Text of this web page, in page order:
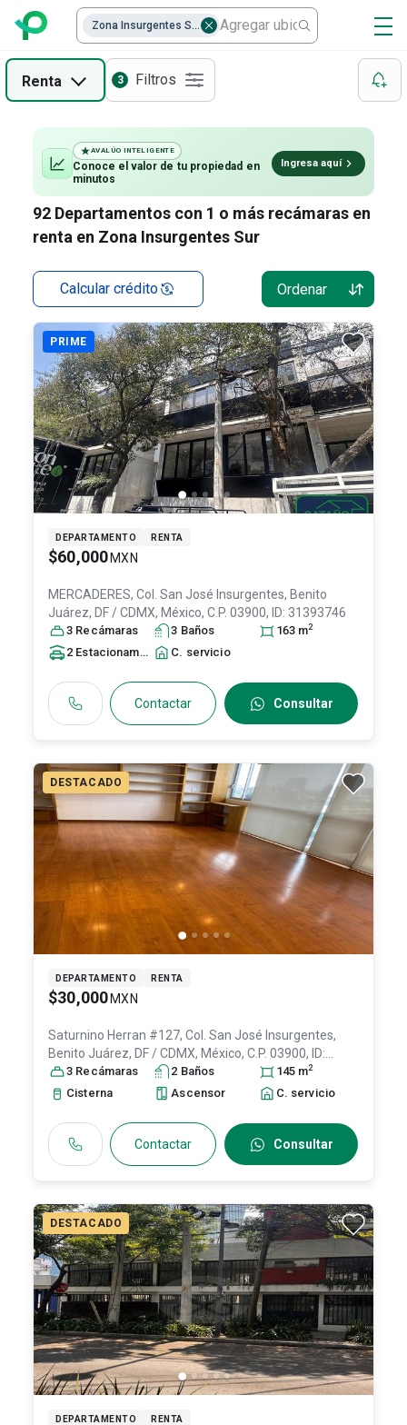
Renta 3 Filtros
92 Departamentos con 1 o más recámaras en
renta en Zona Insurgentes Sur
Calcular crédito Ordenar
AVALÚO INTELIGENTE
Conoce el valor de tu propiedad en
minutos
Ingresa aquí
PRIME
DEPARTAMENTO RENTA
$60,000 MXN
MERCADERES, Col. San José Insurgentes, Benito
Juárez, DF / CDMX, México, C.P. 03900, ID: 31393746
3 Recámaras 3 Baños 163 m2
2 Estacionamiento sC. servicio
Contactar Consultar
DESTACADO
DEPARTAMENTO RENTA
$30,000 MXN
Saturnino Herran #127, Col. San José Insurgentes,
Benito Juárez, DF / CDMX, México, C.P. 03900, ID:
31635575
3 Recámaras 2 Baños 145 m2
Cisterna Ascensor C. servicio
Contactar Consultar
DESTACADO
DEPARTAMENTO RENTA
Casas en venta en Insurgentes Sur
Terrenos Habitacionales en venta en Insurgentes Sur
Casas en condominio en venta en Insurgentes Sur
Departamentos
Casas
Oficinas
Edificios
Zona Insurgentes Sur